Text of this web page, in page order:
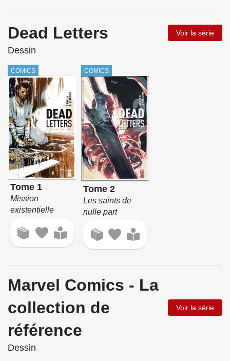
Dead Letters Voir la série
Dessin
COMICS
Tome 1
Mission
existentielle
COMICS
Tome 2
Les saints de
nulle part
Marvel Comics - La
collection de
référence
Voir la série
Dessin